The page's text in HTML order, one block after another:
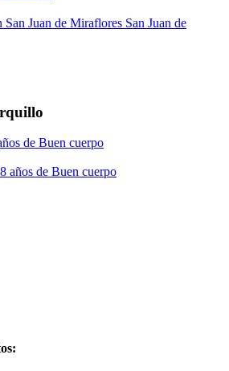
San Juan de Miraflores San Juan de
de Buen cuerpo